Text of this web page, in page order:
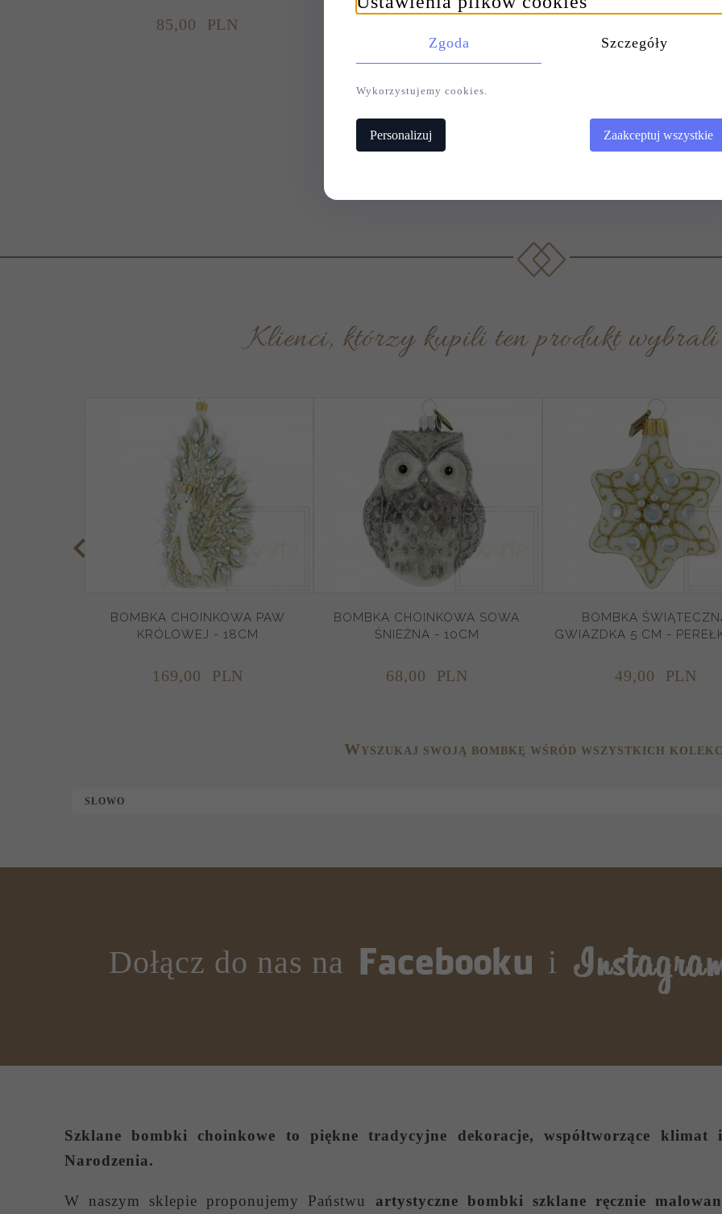
85,00 PLN
4.00 PLN
Klienci, którzy kupili ten produkt
BOMBKA CHOINKOWA PAW
KRÓLOWEJ - 18CM
169,00 PLN
BOMBKA CHOINKOWA SOWA
ŚNIEŻNA - 10CM
68,00 PLN
BOMBKA
GWIAZDKA 5 CM -
49,00 PLN
WYSZUKAJ SWOJĄ BOMBKĘ WŚRÓD WSZYSTKICH
SŁOWO
Dołącz do nas na i
Szklane bombki choinkowe to piękne tradycyjne dekoracje, współtworzące
Narodzenia.
W naszym sklepie proponujemy Państwu artystyczne bombki szklane ręcznie
Zgoda Szczegóły
Wykorzystujemy cookies.
Personalizuj Zaakceptuj wszystkie